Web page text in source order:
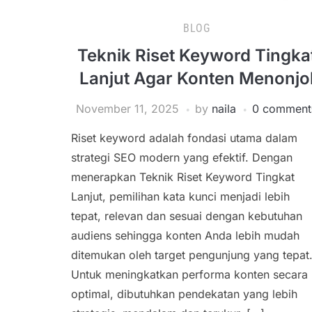
BLOG
Teknik Riset Keyword
Lanjut Agar Konten
November 11, 2025 by naila 0
Riset keyword adalah fondasi utama dalam
strategi SEO modern yang efektif. Dengan
menerapkan Teknik Riset Keyword Tingkat
Lanjut, pemilihan kata kunci menjadi lebih
tepat, relevan dan sesuai dengan kebutuhan
audiens sehingga konten Anda lebih mudah
ditemukan oleh target pengunjung yang tepat.
Untuk meningkatkan performa konten secara
optimal, dibutuhkan pendekatan yang lebih